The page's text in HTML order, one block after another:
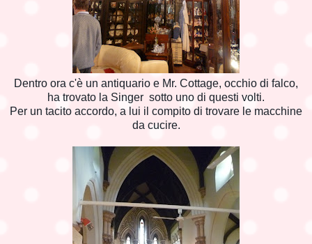
Dentro ora c'è un antiquario e Mr. Cottage, occhio di falco,
ha trovato la Singer sotto uno di questi volti.
Per un tacito accordo, a lui il compito di trovare le macchine
da cucire.